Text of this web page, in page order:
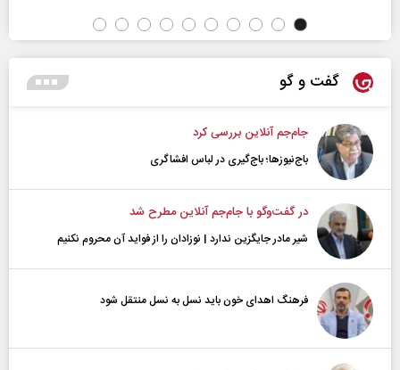
گفت و گو
جام‌جم آنلاین بررسی کرد
باج‌نیوزها؛ باج‌گیری در لباس افشاگری
در گفت‌و‌گو با جام‌جم آنلاین مطرح شد
شیر مادر جایگزین ندارد | نوزادان را از فواید آن محروم نکنیم
فرهنگ اهدای خون باید نسل به نسل منتقل شود